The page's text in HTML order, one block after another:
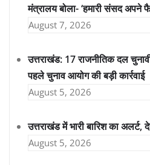
मंत्रालय बोला- ‘हमारी संसद
August 7, 2026
उत्तराखंड: 17 राजनीतिक दल
पहले चुनाव आयोग की बड़ी कार्रवाई
August 5, 2026
उत्तराखंड में भारी बारिश का
August 5, 2026